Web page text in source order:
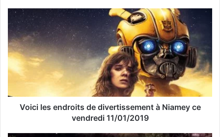
t
r
e
a
s
Voici les endroits de divertissement à Niamey ce
vendredi 11/01/2019